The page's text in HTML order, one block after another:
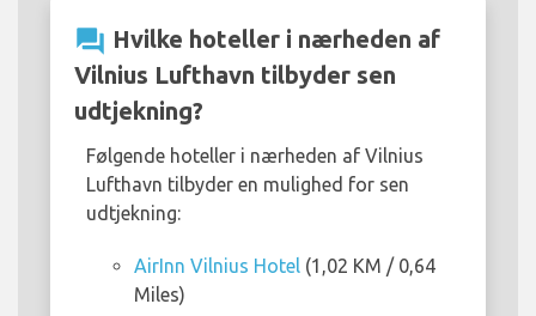
question_answer Hvilke hoteller i nærheden af
Vilnius Lufthavn tilbyder sen
udtjekning?
Følgende hoteller i nærheden af Vilnius
Lufthavn tilbyder en mulighed for sen
udtjekning:
AirInn Vilnius Hotel (1,02 KM / 0,64
Miles)